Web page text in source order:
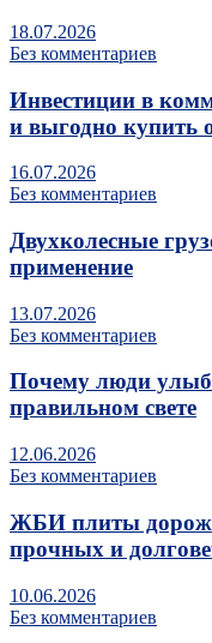
18.07.2026
Без комментариев
Инвестиции в
и выгодно купить
16.07.2026
Без комментариев
Двухколесные
применение
13.07.2026
Без комментариев
Почему люди
правильном свете
12.06.2026
Без комментариев
ЖБИ плиты
прочных и
10.06.2026
Без комментариев